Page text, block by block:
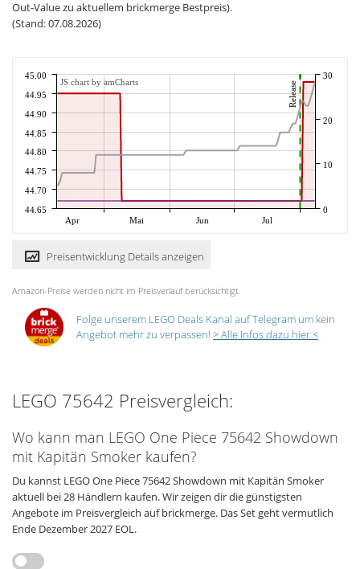
Out-Value zu aktuellem brickmerge Bestpreis).
(Stand: 07.08.2026)
Apr Mai Jun Jul
Release
44.65
44.70
44.75
44.80
44.85
44.90
44.95
45.00
0
10
20
30
JS chart by amCharts
Preisentwicklung Details anzeigen
Amazon-Preise werden nicht im Preisverlauf berücksichtigt.
Folge unserem LEGO Deals Kanal auf Telegram um kein
Angebot mehr zu verpassen! > Alle Infos dazu hier <
LEGO 75642 Preisvergleich:
Wo kann man LEGO One Piece 75642 Showdown
mit Kapitän Smoker kaufen?
Du kannst LEGO One Piece 75642 Showdown mit Kapitän Smoker
aktuell bei 28 Händlern kaufen. Wir zeigen dir die günstigsten
Angebote im Preisvergleich auf brickmerge. Das Set geht vermutlich
Ende Dezember 2027 EOL.